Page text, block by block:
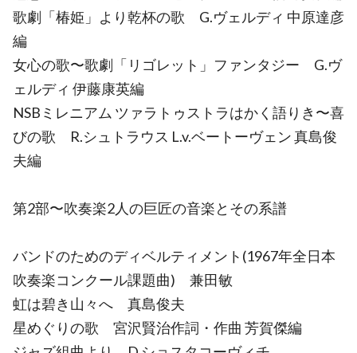
歌劇「椿姫」より乾杯の歌 G.ヴェルディ 中原達彦
編
女心の歌〜歌劇「リゴレット」ファンタジー G.ヴ
ェルディ 伊藤康英編
NSBミレニアム ツァラトゥストラはかく語りき〜喜
びの歌 R.シュトラウス L.v.ベートーヴェン 真島俊
夫編
第2部〜吹奏楽2人の巨匠の音楽とその系譜
バンドのためのディベルティメント(1967年全日本
吹奏楽コンクール課題曲) 兼田敏
虹は碧き山々へ 真島俊夫
星めぐりの歌 宮沢賢治作詞・作曲 芳賀傑編